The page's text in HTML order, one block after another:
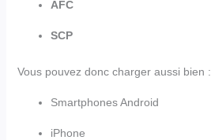
AFC
SCP
Vous pouvez donc charger aussi bien :
Smartphones Android
iPhone